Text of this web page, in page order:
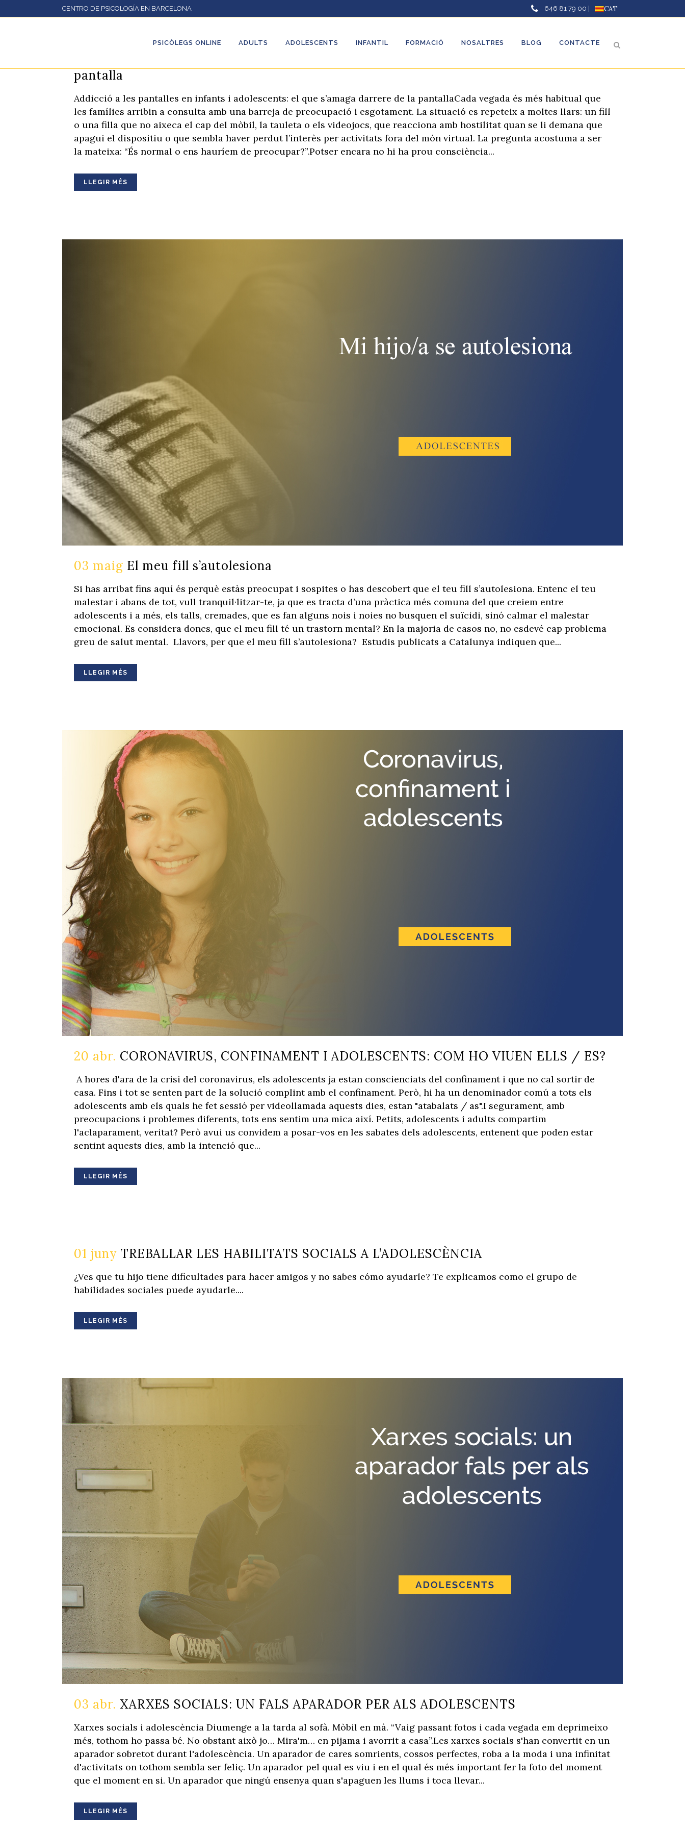
CENTRO DE PSICOLOGÍA EN BARCELONA 646 81 79 00 | CAT
PSICÒLEGS ONLINE ADULTS ADOLESCENTS INFANTIL FORMACIÓ NOSALTRES BLOG CONTACTE
pantalla
Addicció a les pantalles en infants i adolescents: el que s’amaga darrere de la pantallaCada vegada és més habitual que
les famílies arribin a consulta amb una barreja de preocupació i esgotament. La situació es repeteix a moltes llars: un fill
o una filla que no aixeca el cap del mòbil, la tauleta o els videojocs, que reacciona amb hostilitat quan se li demana que
apagui el dispositiu o que sembla haver perdut l’interès per activitats fora del món virtual. La pregunta acostuma a ser
la mateixa: “És normal o ens hauríem de preocupar?”.Potser encara no hi ha prou consciència...
LLEGIR MÉS
03 maig El meu fill s’autolesiona
Si has arribat fins aquí és perquè estàs preocupat i sospites o has descobert que el teu fill s’autolesiona. Entenc el teu
malestar i abans de tot, vull tranquil·litzar-te, ja que es tracta d’una pràctica més comuna del que creiem entre
adolescents i a més, els talls, cremades, que es fan alguns nois i noies no busquen el suïcidi, sinó calmar el malestar
emocional. Es considera doncs, que el meu fill té un trastorn mental? En la majoria de casos no, no esdevé cap problema
greu de salut mental. Llavors, per que el meu fill s’autolesiona? Estudis publicats a Catalunya indiquen que...
LLEGIR MÉS
20 abr. CORONAVIRUS, CONFINAMENT I ADOLESCENTS: COM HO VIUEN ELLS / ES?
A hores d'ara de la crisi del coronavirus, els adolescents ja estan conscienciats del confinament i que no cal sortir de
casa. Fins i tot se senten part de la solució complint amb el confinament. Però, hi ha un denominador comú a tots els
adolescents amb els quals he fet sessió per videollamada aquests dies, estan "atabalats / as".I segurament, amb
preocupacions i problemes diferents, tots ens sentim una mica així. Petits, adolescents i adults compartim
l'aclaparament, veritat? Però avui us convidem a posar-vos en les sabates dels adolescents, entenent que poden estar
sentint aquests dies, amb la intenció que...
LLEGIR MÉS
01 juny TREBALLAR LES HABILITATS SOCIALS A L’ADOLESCÈNCIA
¿Ves que tu hijo tiene dificultades para hacer amigos y no sabes cómo ayudarle? Te explicamos como el grupo de
habilidades sociales puede ayudarle....
LLEGIR MÉS
03 abr. XARXES SOCIALS: UN FALS APARADOR PER ALS ADOLESCENTS
Xarxes socials i adolescència Diumenge a la tarda al sofà. Mòbil en mà. “Vaig passant fotos i cada vegada em deprimeixo
més, tothom ho passa bé. No obstant això jo… Mira'm… en pijama i avorrit a casa”.Les xarxes socials s'han convertit en un
aparador sobretot durant l'adolescència. Un aparador de cares somrients, cossos perfectes, roba a la moda i una infinitat
d'activitats on tothom sembla ser feliç. Un aparador pel qual es viu i en el qual és més important fer la foto del moment
que el moment en si. Un aparador que ningú ensenya quan s'apaguen les llums i toca llevar...
LLEGIR MÉS